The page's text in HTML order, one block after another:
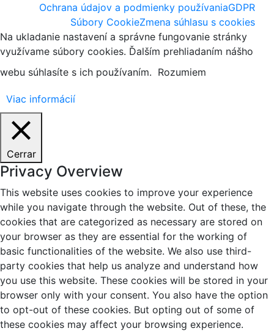
Ochrana údajov a podmienky používaniaGDPR
Súbory CookieZmena súhlasu s cookies
Na ukladanie nastavení a správne fungovanie stránky
využívame súbory cookies. Ďalším prehliadaním nášho
webu súhlasíte s ich používaním. Rozumiem
Viac informácií
Cerrar
Privacy Overview
This website uses cookies to improve your experience
while you navigate through the website. Out of these, the
cookies that are categorized as necessary are stored on
your browser as they are essential for the working of
basic functionalities of the website. We also use third-
party cookies that help us analyze and understand how
you use this website. These cookies will be stored in your
browser only with your consent. You also have the option
to opt-out of these cookies. But opting out of some of
these cookies may affect your browsing experience.